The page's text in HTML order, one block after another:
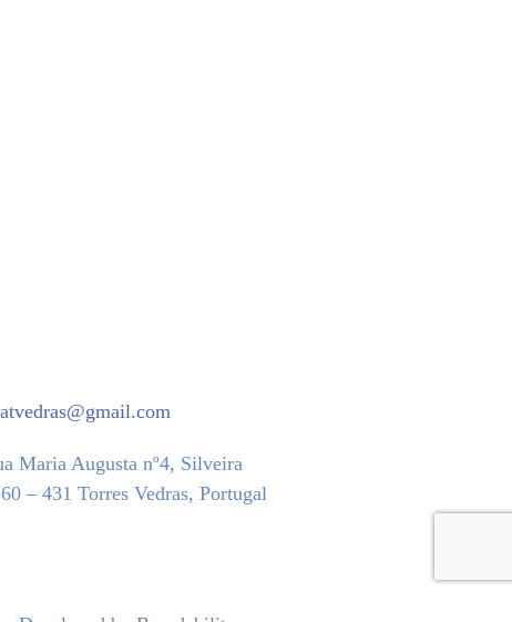
Maria Augusta nº4, Silveira
– 431 Torres Vedras, Portugal